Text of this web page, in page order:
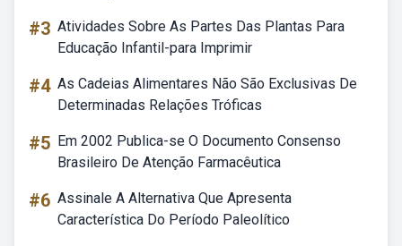
#3 Atividades Sobre As Partes Das Plantas Para
Educação Infantil-para Imprimir
#4 As Cadeias Alimentares Não São Exclusivas De
Determinadas Relações Tróficas
#5 Em 2002 Publica-se O Documento Consenso
Brasileiro De Atenção Farmacêutica
#6 Assinale A Alternativa Que Apresenta
Característica Do Período Paleolítico